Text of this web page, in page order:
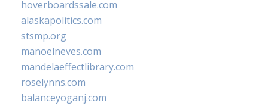
hoverboardssale.com
alaskapolitics.com
stsmp.org
manoelneves.com
mandelaeffectlibrary.com
roselynns.com
balanceyoganj.com